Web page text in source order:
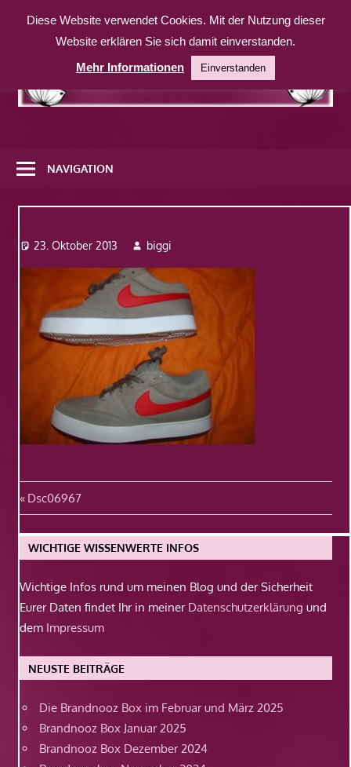
Inhalt
weitere
Website
NAVIGATION
23. Oktober 2013 biggi
Beitragsnavigation
Vorheriger
Beitrag:
Dsc06967
WICHTIGE WISSENWERTE INFOS
Wichtige Infos rund um meinen Blog und der Sicherheit
Eurer Daten findet Ihr in meiner Datenschutzerklärung und
dem Impressum
NEUSTE BEITRÄGE
Die Brandnooz Box im Februar und März 2025
Brandnooz Box Januar 2025
Brandnooz Box Dezember 2024
Diese Website verwendet Cookies. Mit der Nutzung dieser
Website erklären Sie sich damit einverstanden.
Mehr Informationen
Einverstanden